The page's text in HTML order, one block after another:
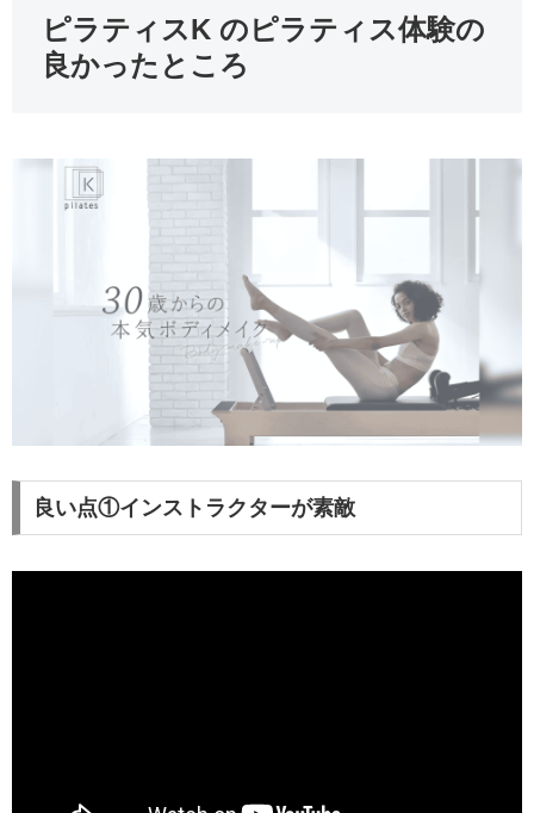
ピラティスK のピラティス体験の
良かったところ
良い点①インストラクターが素敵